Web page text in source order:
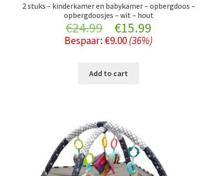
2 stuks – kinderkamer en babykamer – opbergdoos –
opbergdoosjes – wit – hout
€24.99
Original
price
was:
€15.99Current
price
Bespaar: €9.00(36%)
Add to cart